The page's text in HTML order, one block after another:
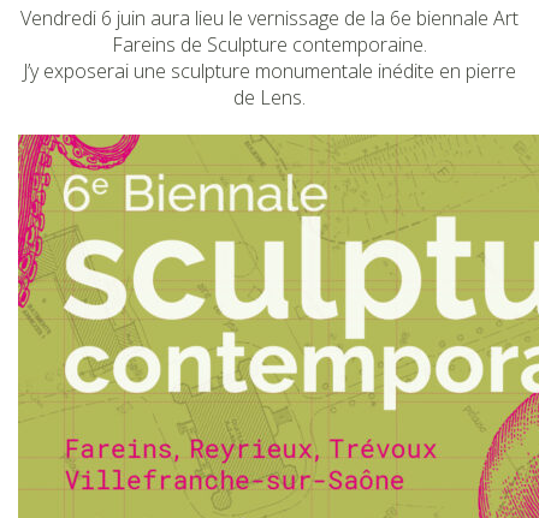
Vendredi 6 juin aura lieu le vernissage de la 6e biennale Art
Fareins de Sculpture contemporaine.
J’y exposerai une sculpture monumentale inédite en pierre
de Lens.